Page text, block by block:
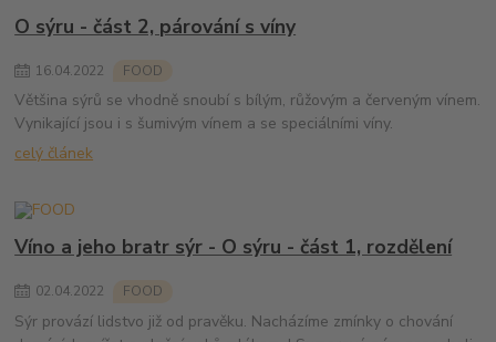
O sýru - část 2, párování s víny
16.04.2022 FOOD
Většina sýrů se vhodně snoubí s bílým, růžovým a červeným vínem.
Vynikající jsou i s šumivým vínem a se speciálními víny.
celý článek
Víno a jeho bratr sýr - O sýru - část 1, rozdělení
02.04.2022 FOOD
Sýr provází lidstvo již od pravěku. Nacházíme zmínky o chování